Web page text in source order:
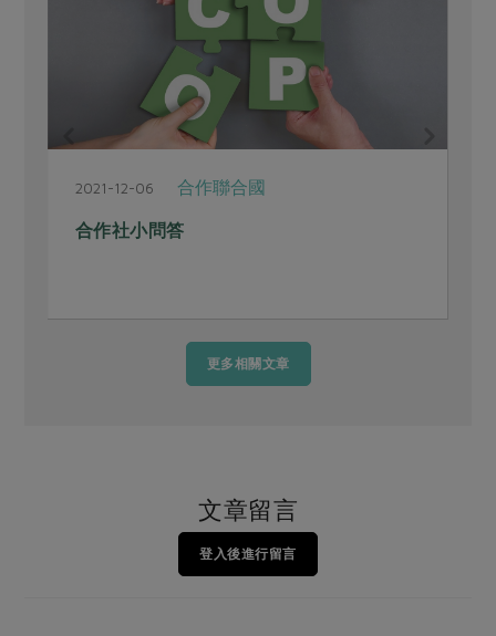
2021-12-06 合作聯合國
合作社小問答
更多相關文章
文章留言
登入後進行留言